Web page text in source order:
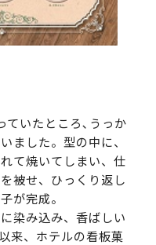
いたところ､うっか
ました。型の中に、
て焼いてしまい、仕
被せ、ひっくり返し
が完成。
染み込み、香ばしい
来、ホテルの看板菓